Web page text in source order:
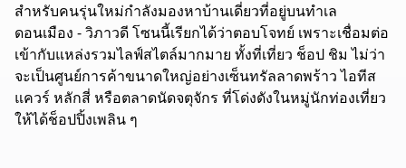
สำหรับคนรุ่นใหม่กำลังมองหาบ้านเดี่ยวที่อยู่บนทำเล
ดอนเมือง - วิภาวดี โซนนี้เรียกได้ว่าตอบโจทย์ เพราะเชื่อมต่อ
เข้ากับแหล่งรวมไลฟ์สไตล์มากมาย ทั้งที่เที่ยว ช็อป ชิม ไม่ว่า
จะเป็นศูนย์การค้าขนาดใหญ่อย่างเซ็นทรัลลาดพร้าว ไอทีส
แควร์ หลักสี่ หรือตลาดนัดจตุจักร ที่โด่งดังในหมู่นักท่องเที่ยว
ให้ได้ช็อปปิ้งเพลิน ๆ